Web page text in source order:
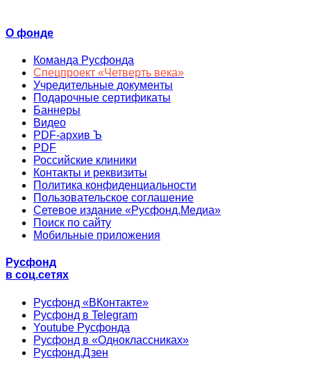
О фонде
Команда Русфонда
Спецпроект «Четверть века»
Учредительные документы
Подарочные сертификаты
Баннеры
Видео
PDF-архив Ъ
PDF
Российские клиники
Контакты и реквизиты
Политика конфиденциальности
Пользовательское соглашение
Сетевое издание «Русфонд.Медиа»
Поиск по сайту
Мобильные приложения
Русфонд
в соц.сетях
Русфонд «ВКонтакте»
Русфонд в Telegram
Youtube Русфонда
Русфонд в «Одноклассниках»
Русфонд.Дзен